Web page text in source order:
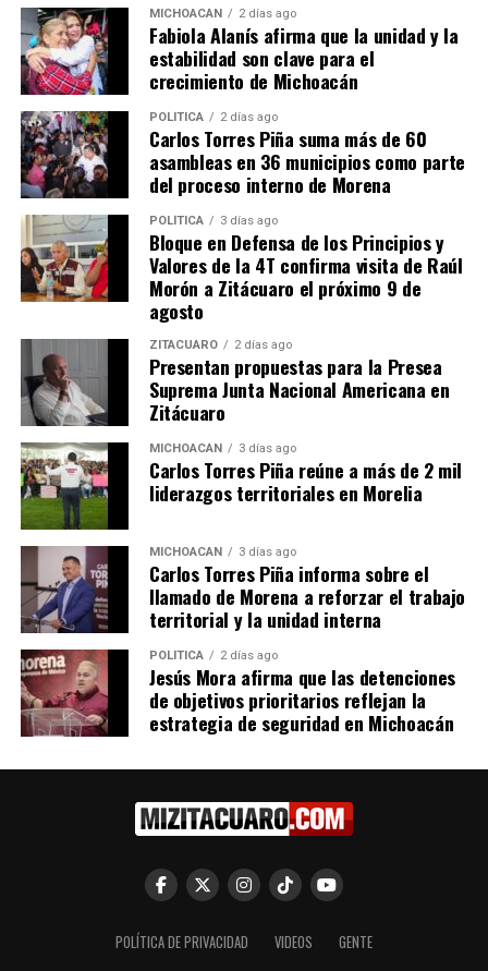
Comparte con:
Me gusta esto:
Relacionado
Gobierno de Michoacán,
respalda proyectos de
fortalecimiento al sector
aguacatero: Bedolla
5 mayo, 2022
En "Seguridad"
Bedolla impulsa Indicación
Geográfica para proteger y
valorizar el aguacate de la
Franja Michoacana
En "Michoacán"
Europa reconocerá
artesanías michoacanas con
MICHOACÁN 2 días ago
Fabiola Alanís afirma que la unidad y la
estabilidad son clave para el
crecimiento de Michoacán
POLÍTICA 2 días ago
Carlos Torres Piña suma más de 60
asambleas en 36 municipios como parte
del proceso interno de Morena
POLÍTICA 3 días ago
Bloque en Defensa de los Principios y
Valores de la 4T confirma visita de Raúl
Morón a Zitácuaro el próximo 9 de
agosto
ZITÁCUARO 2 días ago
Presentan propuestas para la Presea
Suprema Junta Nacional Americana en
Zitácuaro
MICHOACÁN 3 días ago
Carlos Torres Piña reúne a más de 2 mil
liderazgos territoriales en Morelia
MICHOACÁN 3 días ago
Carlos Torres Piña informa sobre el
llamado de Morena a reforzar el trabajo
territorial y la unidad interna
POLÍTICA 2 días ago
Jesús Mora afirma que las detenciones
de objetivos prioritarios reflejan la
estrategia de seguridad en Michoacán
POLÍTICA DE PRIVACIDAD VIDEOS GENTE